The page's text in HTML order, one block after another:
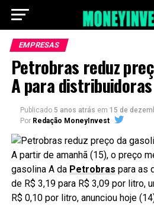
EMPRESAS
Petrobras reduz
A para distribuidoras
Publicado 5 anos atrás em 15 de
Por Redação MoneyInvest
A partir de amanhã (15), o preço
gasolina A da Petrobras para as
de R$ 3,19 para R$ 3,09 por litro,
R$ 0,10 por litro, anunciou hoje